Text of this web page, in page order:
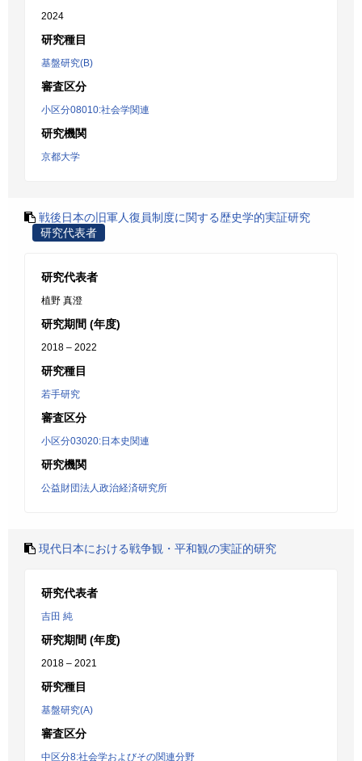
2024
研究種目
基盤研究(B)
審査区分
小区分08010:社会学関連
研究機関
京都大学
戦後日本の旧軍人復員制度に関する歴史学的実証研究
研究代表者
研究代表者
植野 真澄
研究期間 (年度)
2018 – 2022
研究種目
若手研究
審査区分
小区分03020:日本史関連
研究機関
公益財団法人政治経済研究所
現代日本における戦争観・平和観の実証的研究
研究代表者
吉田 純
研究期間 (年度)
2018 – 2021
研究種目
基盤研究(A)
審査区分
中区分8:社会学およびその関連分野